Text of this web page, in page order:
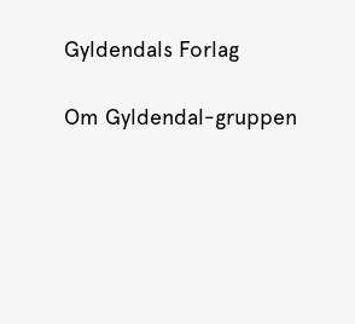
Gyldendals Forlag
Om Gyldendal-gruppen